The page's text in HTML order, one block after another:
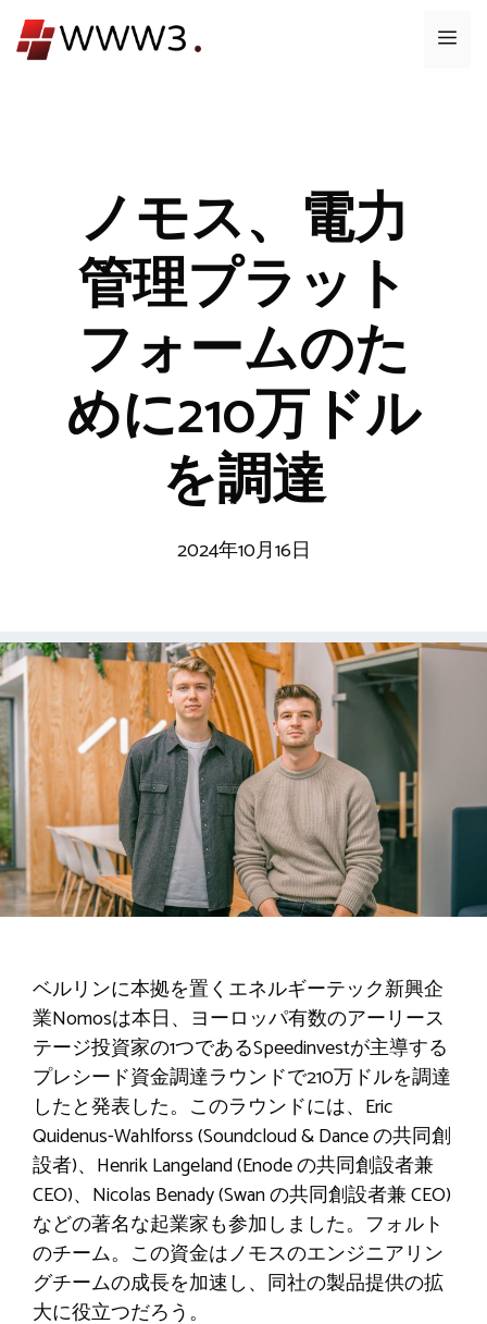
ン
メ
ノモス、電力
管理プラット
フォームのた
めに210万ドル
を調達
2024年10月16日
ベルリンに本拠を置くエネルギーテック新興企
業Nomosは本日、ヨーロッパ有数のアーリース
テージ投資家の1つであるSpeedinvestが主導する
プレシード資金調達ラウンドで21​​0万ドルを調達
したと発表した。このラウンドには、Eric
Quidenus-Wahlforss (Soundcloud & Dance の共同創
設者)、Henrik Langeland (Enode の共同創設者兼
CEO)、Nicolas Benady (Swan の共同創設者兼 CEO)
などの著名な起業家も参加しました。フォルト
のチーム。この資金はノモスのエンジニアリン
グチームの成長を加速し、同社の製品提供の拡
大に役立つだろう。